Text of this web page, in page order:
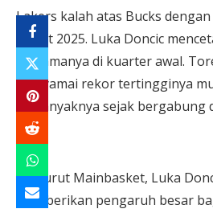
Lakers kalah atas Bucks
Maret 2025. Luka Doncic
pertamanya di kuarter awal.
menyamai rekor tertingginya
terbanyaknya sejak bergabung
Menurut Mainbasket, Luka
memberikan pengaruh besar